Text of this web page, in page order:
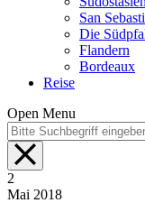
San
Die
Flandern
Bordeaux
Reise
Open Menu
2
Mai 2018